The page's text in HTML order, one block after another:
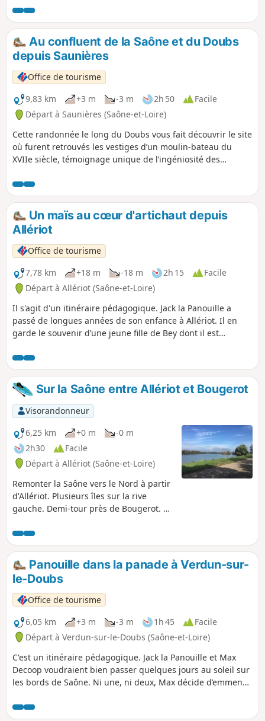
d’un magnifique ensemble d’étangs préservés. Une
escapade ressourçante à ne pas manquer !
Au confluent de la Saône et du Doubs
depuis Saunières
Office de tourisme
9,83 km
+3 m -3 m 2h 50
Facile
Départ à Saunières (Saône-et-Loire)
Cette randonnée le long du Doubs vous fait découvrir le site
où furent retrouvés les vestiges d’un moulin-bateau du
XVIIe siècle, témoignage unique de l’ingéniosité des
du Château, un espace naturel sensible préservé riche en
faune et en oiseaux.
Un maïs au cœur d'artichaut depuis
Allériot
Office de tourisme
7,78 km
+18 m -18 m 2h 15
Facile
Départ à Allériot (Saône-et-Loire)
Il s'agit d'un itinéraire pédagogique. Jack la Panouille a
passé de longues années de son enfance à Allériot. Il en
garde le souvenir d’une jeune fille de Bey dont il est
décide de prendre son courage à deux mains et d’aller
déclarer son amour à la belle Adélaïde. Des énigmes
jalonnent le parcours pour aider les deux amis à atteindre
leur but.Sur la Saône entre Allériot et Bougerot
Visorandonneur
6,25 km
+0 m
-0 m
2h30
Facile
Départ à Allériot (Saône-et-Loire)
Remonter la Saône vers le Nord à partir
d'Allériot. Plusieurs îles sur la rive
gauche. Demi-tour près de Bougerot. En
brume sur la Saône. En revenant à
Allériot vous pouvez en profiter pour
déguster des grenouilles ou la friture
dans l'un des restaurants au bord de
l'eau.
Panouille dans la panade à Verdun-sur-
le-Doubs
Office de tourisme
6,05 km
+3 m -3 m 1h 45
Facile
Départ à Verdun-sur-le-Doubs (Saône-et-Loire)
C'est un itinéraire pédagogique. Jack la Panouille et Max
Decoop voudraient bien passer quelques jours au soleil sur
les bords de Saône. Ni une, ni deux, Max décide d’emmener
plaisirs de leurs prochains jours : promenade sur l’eau,